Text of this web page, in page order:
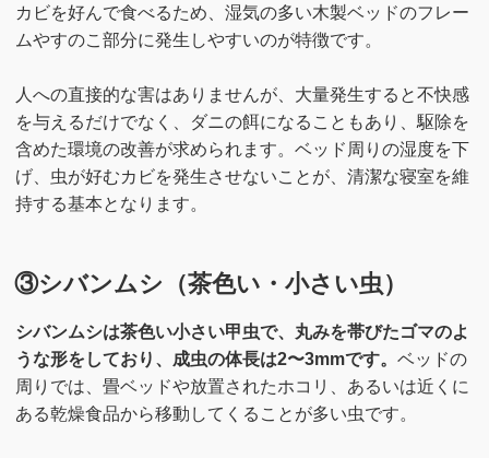
カビを好んで食べるため、湿気の多い木製ベッドのフレー
ムやすのこ部分に発生しやすいのが特徴です。
人への直接的な害はありませんが、大量発生すると不快感
を与えるだけでなく、ダニの餌になることもあり、駆除を
含めた環境の改善が求められます。ベッド周りの湿度を下
げ、虫が好むカビを発生させないことが、清潔な寝室を維
持する基本となります。
③シバンムシ（茶色い・小さい虫）
シバンムシは茶色い小さい甲虫で、丸みを帯びたゴマのよ
うな形をしており、成虫の体長は2〜3mmです。 ベッドの
周りでは、畳ベッドや放置されたホコリ、あるいは近くに
ある乾燥食品から移動してくることが多い虫です。